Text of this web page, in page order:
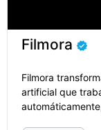
Filmora
Filmora
artificial que